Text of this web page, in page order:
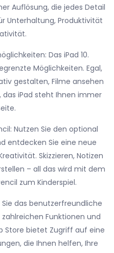
Auflösung, die jedes Detail
Unterhaltung, Produktivität
Das iPad 10.
Möglichkeiten. Egal,
gestalten, Filme ansehen
iPad steht Ihnen immer
Nutzen Sie den optional
entdecken Sie eine neue
Skizzieren, Notizen
– all das wird mit dem
zum Kinderspiel.
das benutzerfreundliche
Funktionen und
Store bietet Zugriff auf eine
die Ihnen helfen, Ihre